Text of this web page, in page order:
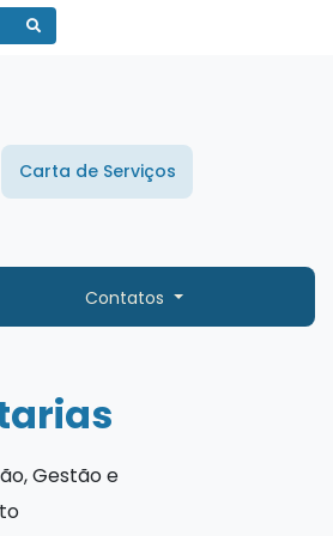
Carta de Serviços
Contatos
Gestão e